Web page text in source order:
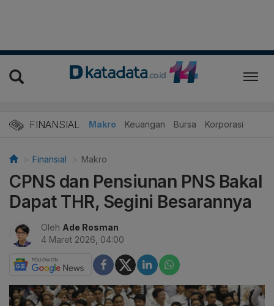
FINANSIAL Makro Keuangan Bursa Korporasi
Finansial Makro
CPNS dan Pensiunan PNS Bakal
Dapat THR, Segini Besarannya
Oleh Ade Rosman
4 Maret 2026, 04:00